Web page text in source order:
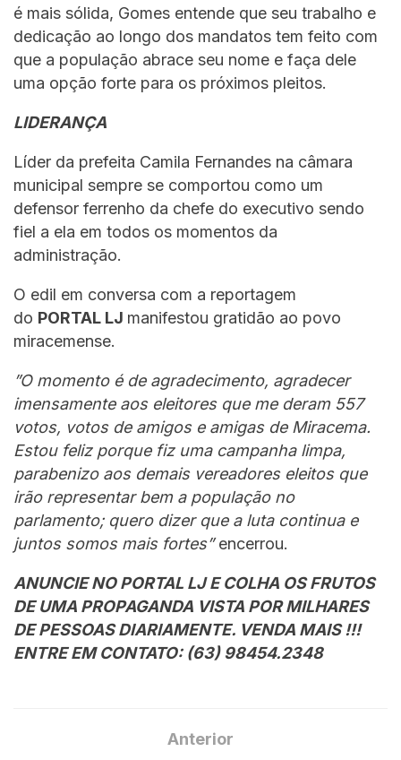
é mais sólida, Gomes entende que seu trabalho e
dedicação ao longo dos mandatos tem feito com
que a população abrace seu nome e faça dele
uma opção forte para os próximos pleitos.
LIDERANÇA
Líder da prefeita Camila Fernandes na câmara
municipal sempre se comportou como um
defensor ferrenho da chefe do executivo sendo
fiel a ela em todos os momentos da
administração.
O edil em conversa com a reportagem
do PORTAL LJ manifestou gratidão ao povo
miracemense.
”O momento é de agradecimento, agradecer
imensamente aos eleitores que me deram 557
votos, votos de amigos e amigas de Miracema.
Estou feliz porque fiz uma campanha limpa,
parabenizo aos demais vereadores eleitos que
irão representar bem a população no
parlamento; quero dizer que a luta continua e
juntos somos mais fortes”encerrou.
ANUNCIE NO PORTAL LJ E COLHA OS FRUTOS
DE UMA PROPAGANDA VISTA POR MILHARES
DE PESSOAS DIARIAMENTE. VENDA MAIS !!!
ENTRE EM CONTATO: (63) 98454.2348
Anterior